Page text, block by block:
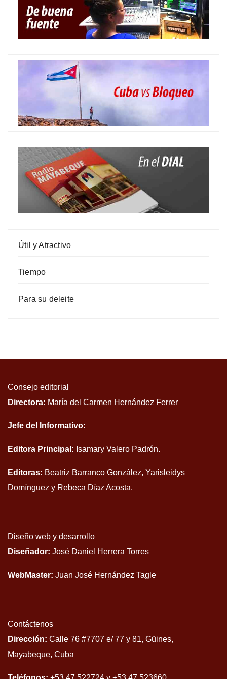
Útil y Atractivo
Tiempo
Para su deleite
Consejo editorial
Directora: María del Carmen Hernández Ferrer
Jefe del Informativo:
Editora Principal: Isamary Valero Padrón.
Editoras: Beatriz Barranco González, Yarisleidys
Domínguez y Rebeca Díaz Acosta.
Diseño web y desarrollo
Diseñador: José Daniel Herrera Torres
WebMaster: Juan José Hernández Tagle
Contáctenos
Dirección: Calle 76 #7707 e/ 77 y 81, Güines,
Mayabeque, Cuba